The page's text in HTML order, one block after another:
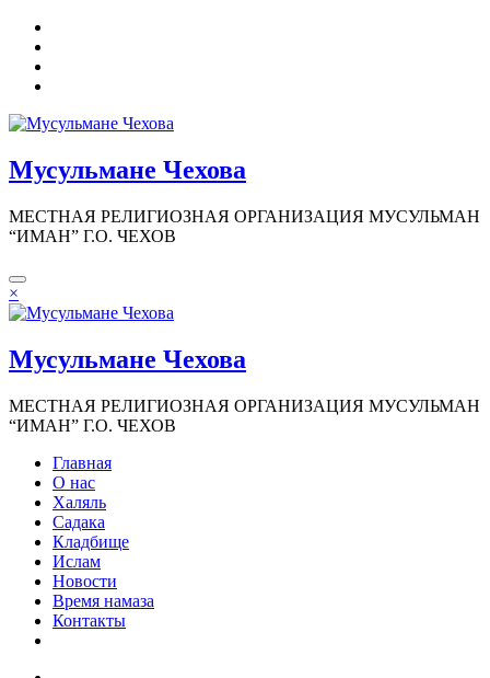
Перейти
содержимому
Мусульмане Чехова
МЕСТНАЯ РЕЛИГИОЗНАЯ ОРГАНИЗАЦИЯ МУСУЛЬМАН
“ИМАН” Г.О. ЧЕХОВ
×
Мусульмане Чехова
МЕСТНАЯ РЕЛИГИОЗНАЯ ОРГАНИЗАЦИЯ МУСУЛЬМАН
“ИМАН” Г.О. ЧЕХОВ
Главная
О нас
Халяль
Садака
Кладбище
Ислам
Новости
Время намаза
Контакты